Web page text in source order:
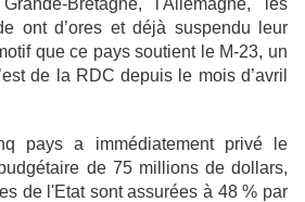
Bretagne, l'Allemagne, les
ont d’ores et déjà suspendu leur
que ce pays soutient le M-23, un
de la RDC depuis le mois d’avril
pays a immédiatement privé le
de 75 millions de dollars,
de l'Etat sont assurées à 48 % par